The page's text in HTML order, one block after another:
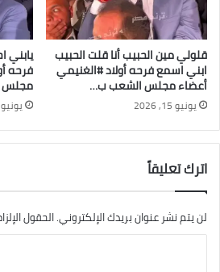
قلولي مين الحبيب أنا قلت الحبيب
ابني اسمع فرحه أولاد #الغنيمي
أعضاء مجلس الشعب ب…
يونيو 15, 2026
يابني
فرحه
مجلس
يونيو 15, 2026
اترك تعليقاً
لن يتم نشر عنوان بريدك الإلكتروني.الحقول